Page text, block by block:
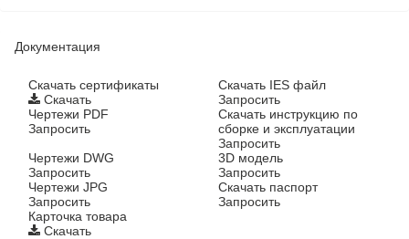
Документация
Cкачать сертификаты
Скачать
Скачать IES файл
Запросить
Чертежи PDF
Запросить
Скачать инструкцию по
сборке и эксплуатации
Запросить
Чертежи DWG
Запросить
3D модель
Запросить
Чертежи JPG
Запросить
Скачать паспорт
Запросить
Карточка товара
Скачать